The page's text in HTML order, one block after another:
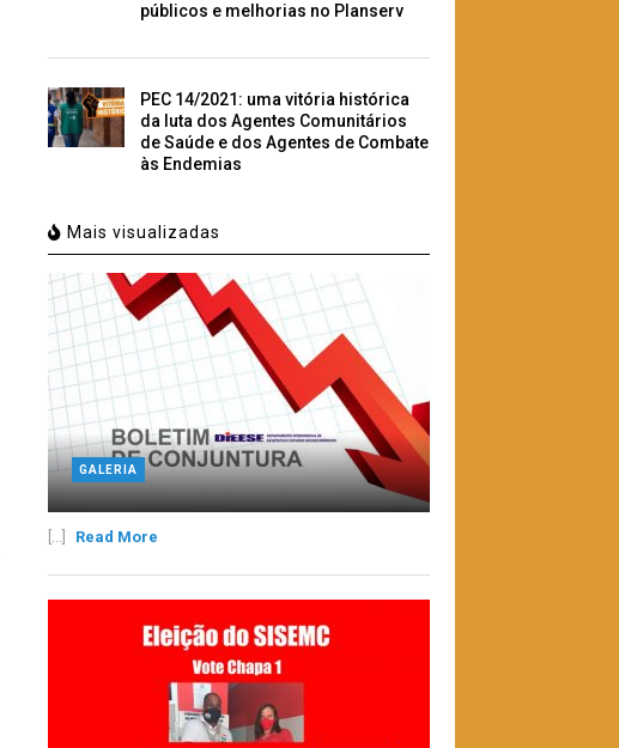
públicos e melhorias no Planserv
PEC 14/2021: uma vitória histórica
da luta dos Agentes Comunitários
de Saúde e dos Agentes de Combate
às Endemias
Mais visualizadas
GALERIA
[...] Read More